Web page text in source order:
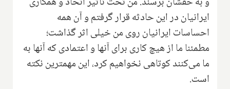
ایرانیان در این حادثه قرار گرفتم و آن همه
احساسات ایرانیان روی من خیلی اثر گذاشت؛
مطمئنا ما از هیچ کاری برای آنها و اعتمادی که آنها به
ما می‌کنند کوتاهی نخواهیم کرد، این مهمترین نکته
است.